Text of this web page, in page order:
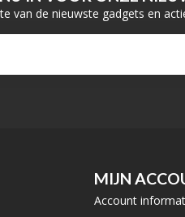
van de nieuwste gadgets en
MIJN
Account